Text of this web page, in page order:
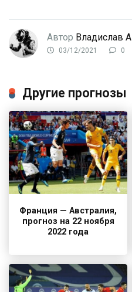
Автор Владислав
03/12/2021 0
Другие прогнозы
Франция — Австралия,
прогноз на 22 ноября
2022 года